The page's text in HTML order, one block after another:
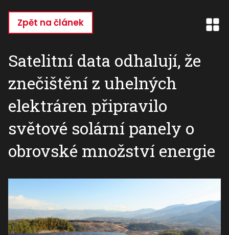
hlavnímu
Zpět na článek
Satelitní data odhalují, že
znečištění z uhelných
elektráren připravilo
světové solární panely o
obrovské množství energie